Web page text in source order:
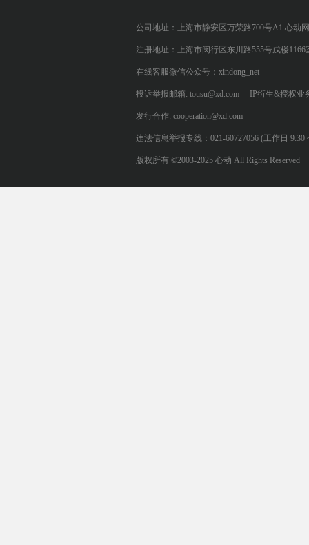
公司地址：上海市静安区万荣路700号A1 心动
注册地址：上海市闵行区东川路555号戊楼1166
在线客服微信公众号：xindong_net
投诉举报邮箱: tousu@xd.com IP衍生&授权业
发行合作: cooperation@xd.com
违法信息举报专线：021-60727056 (工作日 9:30
版权所有 ©2003-2025 心动 All Rights Reserved